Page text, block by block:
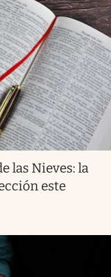
las Nieves: la
este